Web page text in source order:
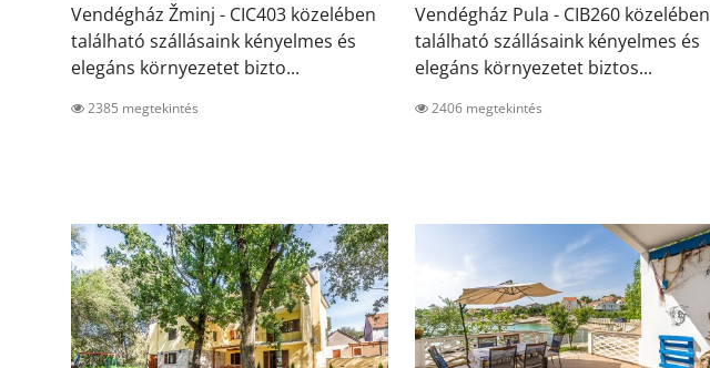
Vendégház Žminj - CIC403 közelében
található szállásaink kényelmes és
elegáns környezetet bizto...
2385 megtekintés
Vendégház Pula - CIB260 közelében
található szállásaink kényelmes és
elegáns környezetet biztos...
2406 megtekintés